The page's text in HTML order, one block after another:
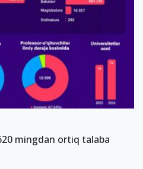
mingdan ortiq talaba